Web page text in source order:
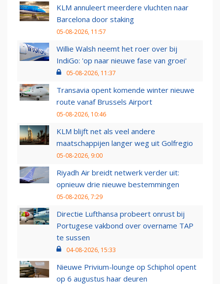
KLM annuleert meerdere vluchten naar
Barcelona door staking
05-08-2026, 11:57
Willie Walsh neemt het roer over bij
IndiGo: 'op naar nieuwe fase van groei'
05-08-2026, 11:37
Transavia opent komende winter nieuwe
route vanaf Brussels Airport
05-08-2026, 10:46
KLM blijft net als veel andere
maatschappijen langer weg uit Golfregio
05-08-2026, 9:00
Riyadh Air breidt netwerk verder uit:
opnieuw drie nieuwe bestemmingen
05-08-2026, 7:29
Directie Lufthansa probeert onrust bij
Portugese vakbond over overname TAP
te sussen
04-08-2026, 15:33
Nieuwe Privium-lounge op Schiphol opent
op 6 augustus haar deuren